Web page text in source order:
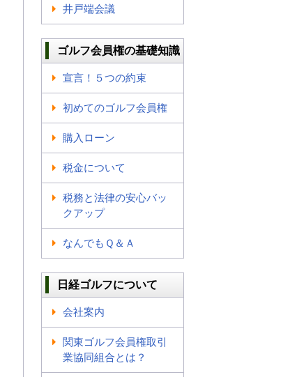
井戸端会議
ゴルフ会員権の基礎知識
宣言！５つの約束
初めてのゴルフ会員権
購入ローン
税金について
税務と法律の安心バッ
クアップ
なんでもＱ＆Ａ
日経ゴルフについて
会社案内
関東ゴルフ会員権取引
業協同組合とは？